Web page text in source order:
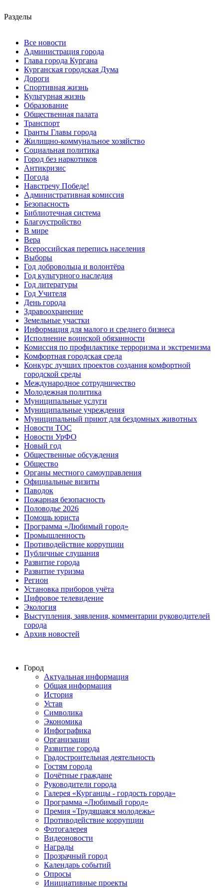
Разделы
Все новости
Администрация города
Глава города Кургана
Курганская городская Дума
Дороги
Спортивная жизнь
Культурная жизнь
Образование
Общественная палата
Транспорт
Гранты Главы города
Жилищно-коммунальное хозяйство
Социальная политика
Город без наркотиков
Антикризис
Погода
Навстречу Победе!
Административная комиссия
Безопасность
Библиотечная система
Благоустройство
В мире
Вера
Всероссийская перепись населения
Выборы
Год добровольца и волонтёра
Год культурного наследия
Год литературы
Год Учителя
День города
Здравоохранение
Земельные участки
Информация для малого и среднего бизнеса
Исполнение воинской обязанности
Комиссия по профилактике терроризма и экстремизма
Комфортная городская среда
Конкурс лучших проектов создания комфортной
городской среды
Международное сотрудничество
Молодежная политика
Муниципальные услуги
Муниципальные учреждения
Муниципальный приют для бездомных животных
Новости ТОС
Новости УрФО
Новый год
Общественные обсуждения
Общество
Органы местного самоуправления
Официальные визиты
Паводок
Пожарная безопасность
Половодье 2026
Помощь юриста
Программа «Любимый город»
Промышленность
Противодействие коррупции
Публичные слушания
Развитие города
Развитие туризма
Регион
Установка приборов учёта
Цифровое телевидение
Экология
Выступления, заявления, комментарии руководителей
города
Архив новостей
Город
Актуальная информация
Общая информация
История
Устав
Символика
Экономика
Инфографика
Организации
Развитие города
Градостроительная деятельность
Гостям города
Почётные граждане
Руководители города
Галерея «Курганцы - гордость города»
Программа «Любимый город»
Премия «Трудящаяся молодежь»
Противодействие коррупции
Фотогалерея
Видеоновости
Награды
Прозрачный город
Календарь событий
Опросы
Инициативные проекты